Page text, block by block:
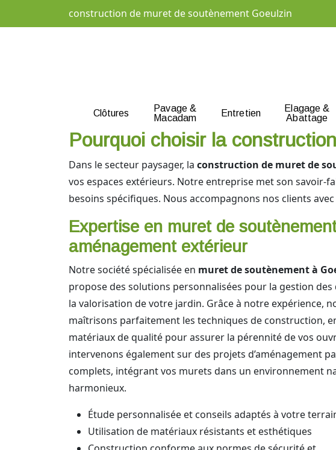
construction de muret de soutènement Goeulzin
Clôtures
Pavage &
Macadam
Entretien
Elagage &
Abattage
Pourquoi choisir la
Dans le secteur paysager, la construction de muret de
vos espaces extérieurs. Notre entreprise met son savoir-
besoins spécifiques. Nous accompagnons nos clients
Expertise en muret de
aménagement extérieur
Notre société spécialisée en muret de soutènement à
propose des solutions personnalisées pour la gestion des
la valorisation de votre jardin. Grâce à notre expérience,
maîtrisons parfaitement les techniques de construction,
matériaux de qualité pour assurer la pérennité de vos
intervenons également sur des projets d’aménagement
complets, intégrant vos murets dans un environnement
harmonieux.
Étude personnalisée et conseils adaptés à votre
Utilisation de matériaux résistants et esthétiques